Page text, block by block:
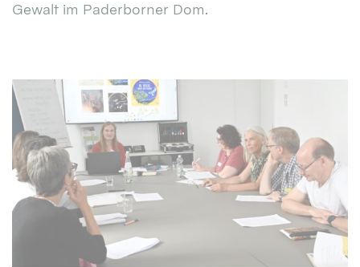
Gewalt im Paderborner Dom.